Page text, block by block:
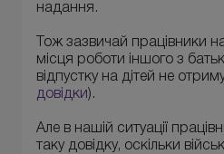
надання.
Тож зазвичай працівники
місця роботи іншого з
відпустку на дітей не
довідки ).
Але в нашій ситуації
таку довідку, оскільки